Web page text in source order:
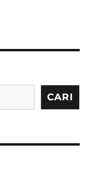
CARI